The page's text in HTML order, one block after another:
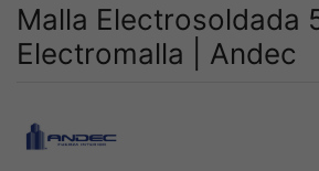
Malla Electrosoldada
Electromalla | Andec